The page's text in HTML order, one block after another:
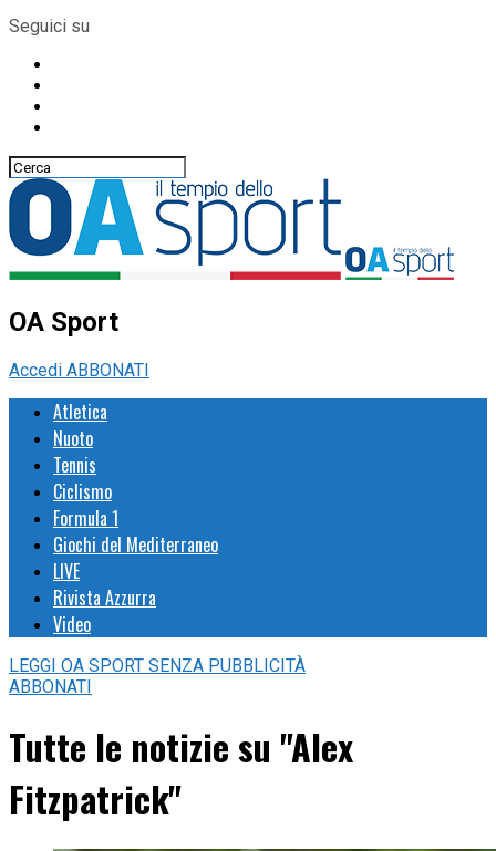
Seguici su
OA Sport
Accedi ABBONATI
Atletica
Nuoto
Tennis
Ciclismo
Formula 1
Giochi del Mediterraneo
LIVE
Rivista Azzurra
Video
LEGGI OA SPORT SENZA PUBBLICITÀ
ABBONATI
Tutte le notizie su "Alex
Fitzpatrick"